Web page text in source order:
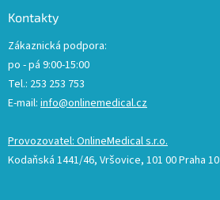
Kontakty
Zákaznická podpora:
po - pá 9:00-15:00
Tel.: 253 253 753
E-mail: info@onlinemedical.cz
Provozovatel: OnlineMedical s.r.o.
Kodaňská 1441/46, Vršovice, 101 00 Praha 10